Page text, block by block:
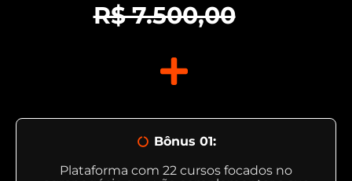
R$ 7.500,00
Bônus 01:
Plataforma com 22 cursos focados no